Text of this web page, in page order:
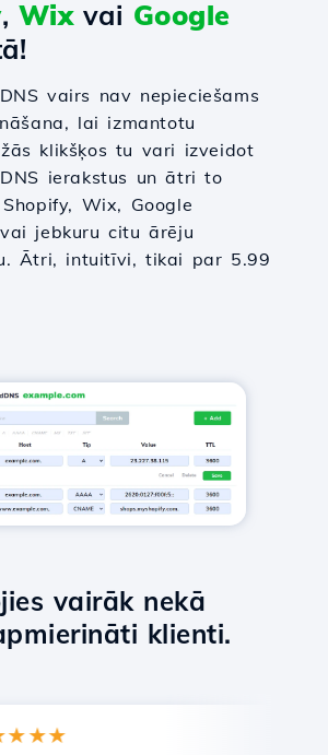
, Wixvai Google
vairs nav nepieciešams
lai izmantotu
klikšķos tu vari izveidot
ierakstus un ātri to
Wix, Google
jebkuru citu ārēju
Ātri, intuitīvi, tikai par 5.99
vairāk nekā
klienti.